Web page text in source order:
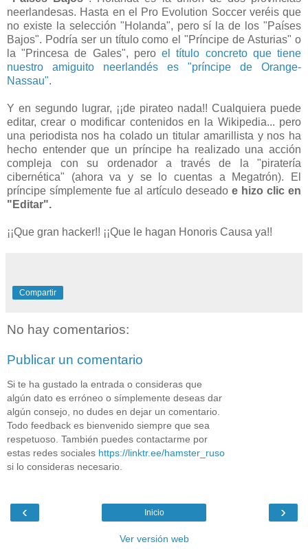
neerlandesas. Hasta en el Pro Evolution Soccer veréis que
no existe la selección "Holanda", pero sí la de los "Países
Bajos". Podría ser un título como el "Príncipe de Asturias" o
la "Princesa de Gales", peroel título concreto que tiene
nuestro amiguito neerlandés es "príncipe de Orange-
Nassau".
Y en segundo lugrar, ¡¡de pirateo nada!! Cualquiera puede
editar, crear o modificar contenidos en la Wikipedia... pero
una periodista nos ha colado un titular amarillista y nos ha
hecho entender que un príncipe ha realizado una acción
compleja con su ordenador a través de la "piratería
cibernética" (ahora va y se lo cuentas a Megatrón). El
príncipe símplemente fue al artículo deseado e hizo clic en
"Editar".
¡¡Que gran hacker!! ¡¡Que le hagan Honoris Causa ya!!
Compartir
No hay comentarios:
Publicar un comentario
Si te ha gustado la entrada o consideras que
algún dato es erróneo o símplemente deseas dar
algún consejo, no dudes en dejar un comentario.
Todo feedback es bienvenido siempre que sea
respetuoso. También puedes contactarme por
estas redes sociales https://linktr.ee/hamster_ruso
si lo consideras necesario.
‹ ›
Inicio
Ver versión web